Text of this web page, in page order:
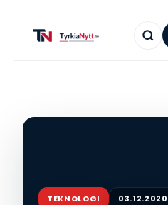
TEKNOLOGI 03.12.2020